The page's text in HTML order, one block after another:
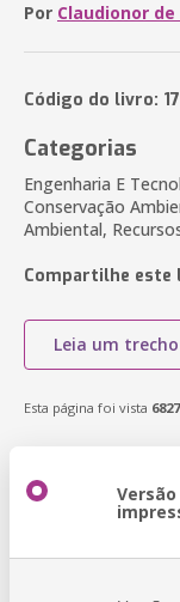
Por Claudionor
Código do livro:
Categorias
Engenharia E
Conservação
Ambiental,
Compartilhe este
Leia um trecho
Esta página foi vista 6827
Versão